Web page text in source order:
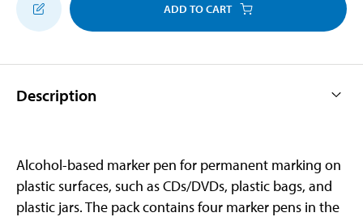
ADD TO CART
Description
Alcohol-based marker pen for permanent marking on
plastic surfaces, such as CDs/DVDs, plastic bags, and
plastic jars. The pack contains four marker pens in the